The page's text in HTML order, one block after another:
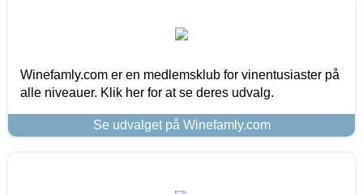
Winefamly.com er en medlemsklub for vinentusiaster på
alle niveauer. Klik her for at se deres udvalg.
Se udvalget på Winefamly.com